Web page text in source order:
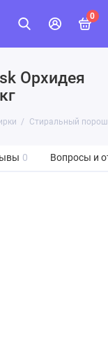
0
Орхидея
Стиральный
0 Вопросы и